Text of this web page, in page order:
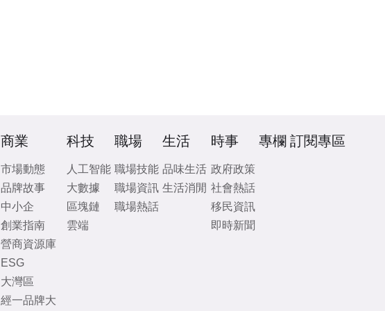
商業
市場動態
品牌故事
中小企
創業指南
營商資源庫
ESG
大灣區
經一品牌大
科技
人工智能
大數據
區塊鏈
雲端
職場
職場技能
職場資訊
職場熱話
生活
品味生活
生活消閒
時事
政府政策
社會熱話
移民資訊
即時新聞
專欄 訂閱專區